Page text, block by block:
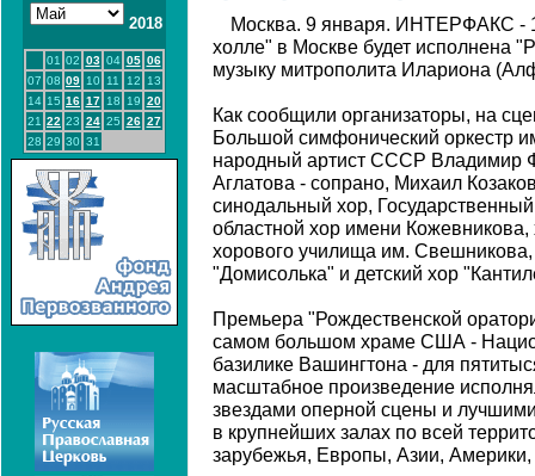
2018
01 02 03 04 05 06
07 08 09 10 11 12
13
14 15 16 17 18 19 20
21 22 23 24 25 26 27
28 29 30 31
Москва. 9 января. ИНТЕРФАКС -
холле" в Москве будет исполнена
музыку митрополита Илариона
Как сообщили организаторы, на
Большой симфонический оркестр
народный артист СССР Владимир
Аглатова - сопрано, Михаил
синодальный хор,
областной хор имени Кожевникова,
хорового училища им. Свешникова,
"Домисолька" и детский хор
Премьера "Рождественской
самом большом храме США -
базилике Вашингтона - для
масштабное произведение
звездами оперной сцены и
в крупнейших залах по всей
зарубежья, Европы, Азии,